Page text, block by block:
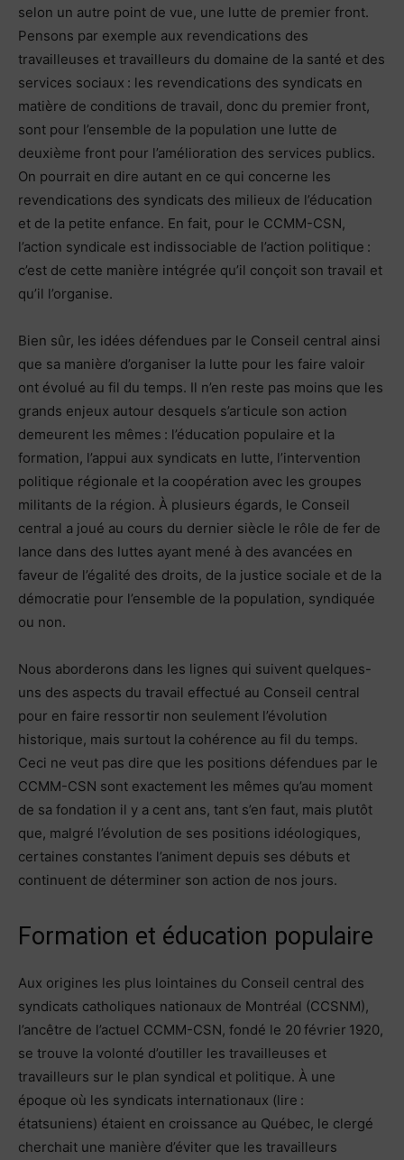
selon un autre point de vue, une lutte de premier front.
Pensons par exemple aux revendications des
travailleuses et travailleurs du domaine de la santé et des
services sociaux : les revendications des syndicats en
matière de conditions de travail, donc du premier front,
sont pour l’ensemble de la population une lutte de
deuxième front pour l’amélioration des services publics.
On pourrait en dire autant en ce qui concerne les
revendications des syndicats des milieux de l’éducation
et de la petite enfance. En fait, pour le CCMM-CSN,
l’action syndicale est indissociable de l’action politique :
c’est de cette manière intégrée qu’il conçoit son travail et
qu’il l’organise.
Bien sûr, les idées défendues par le Conseil central ainsi
que sa manière d’organiser la lutte pour les faire valoir
ont évolué au fil du temps. Il n’en reste pas moins que les
grands enjeux autour desquels s’articule son action
demeurent les mêmes : l’éducation populaire et la
formation, l’appui aux syndicats en lutte, l’intervention
politique régionale et la coopération avec les groupes
militants de la région. À plusieurs égards, le Conseil
central a joué au cours du dernier siècle le rôle de fer de
lance dans des luttes ayant mené à des avancées en
faveur de l’égalité des droits, de la justice sociale et de la
démocratie pour l’ensemble de la population, syndiquée
ou non.
Nous aborderons dans les lignes qui suivent quelques-
uns des aspects du travail effectué au Conseil central
pour en faire ressortir non seulement l’évolution
historique, mais surtout la cohérence au fil du temps.
Ceci ne veut pas dire que les positions défendues par le
CCMM-CSN sont exactement les mêmes qu’au moment
de sa fondation il y a cent ans, tant s’en faut, mais plutôt
que, malgré l’évolution de ses positions idéologiques,
certaines constantes l’animent depuis ses débuts et
continuent de déterminer son action de nos jours.
Formation et éducation populaire
Aux origines les plus lointaines du Conseil central des
syndicats catholiques nationaux de Montréal (CCSNM),
l’ancêtre de l’actuel CCMM-CSN, fondé le 20 février 1920,
se trouve la volonté d’outiller les travailleuses et
travailleurs sur le plan syndical et politique. À une
époque où les syndicats internationaux (lire :
étatsuniens) étaient en croissance au Québec, le clergé
cherchait une manière d’éviter que les travailleurs